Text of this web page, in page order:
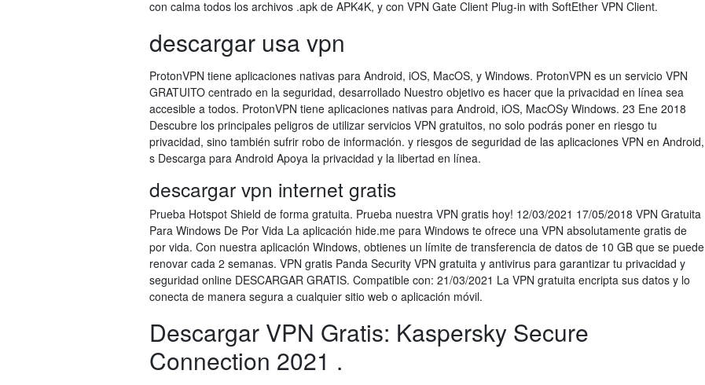
con calma todos los archivos .apk de APK4K, y con VPN Gate Client Plug-in with SoftEther VPN Client.
descargar usa vpn
ProtonVPN tiene aplicaciones nativas para Android, iOS, MacOS, y Windows. ProtonVPN es un servicio VPN
GRATUITO centrado en la seguridad, desarrollado Nuestro objetivo es hacer que la privacidad en línea sea
accesible a todos. ProtonVPN tiene aplicaciones nativas para Android, iOS, MacOSy Windows. 23 Ene 2018
Descubre los principales peligros de utilizar servicios VPN gratuitos, no solo podrás poner en riesgo tu
privacidad, sino también sufrir robo de información. y riesgos de seguridad de las aplicaciones VPN en Android,
s Descarga para Android Apoya la privacidad y la libertad en línea.
descargar vpn internet gratis
Prueba Hotspot Shield de forma gratuita. Prueba nuestra VPN gratis hoy! 12/03/2021 17/05/2018 VPN Gratuita
Para Windows De Por Vida La aplicación hide.me para Windows te ofrece una VPN absolutamente gratis de
por vida. Con nuestra aplicación Windows, obtienes un límite de transferencia de datos de 10 GB que se puede
renovar cada 2 semanas. VPN gratis Panda Security VPN gratuita y antivirus para garantizar tu privacidad y
seguridad online DESCARGAR GRATIS. Compatible con: 21/03/2021 La VPN gratuita encripta sus datos y lo
conecta de manera segura a cualquier sitio web o aplicación móvil.
Descargar VPN Gratis: Kaspersky Secure
Connection 2021 .